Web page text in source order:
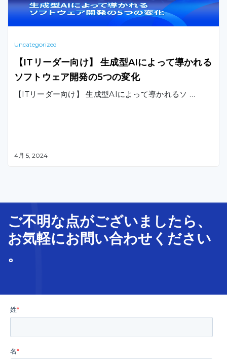
Uncategorized
【ITリーダー向け】 生成型AIによって導かれる
ソフトウェア開発の5つの変化
【ITリーダー向け】 生成型AIによって導かれるソ …
4月 5, 2024
ご不明な点がございましたら、
お気軽にお問い合わせ ください
。